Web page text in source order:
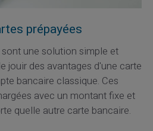
prépayées
une solution simple et
jouir des avantages d'une carte
bancaire classique. Ces
avec un montant fixe et
quelle autre carte bancaire.